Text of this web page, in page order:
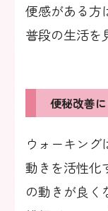
便感がある方
普段の生活を
便秘改善
ウォーキング
動きを活性化
の動きが良く